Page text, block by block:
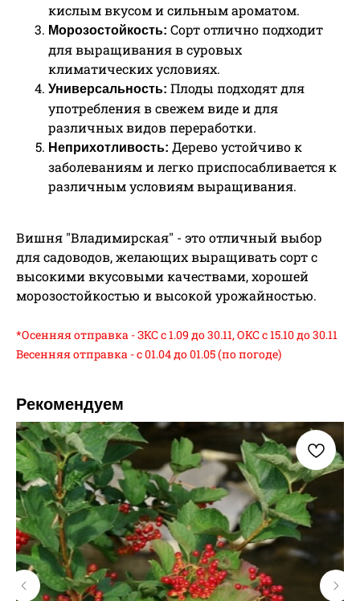
кислым вкусом и сильным ароматом.
Морозостойкость: Сорт отлично подходит
для выращивания в суровых
климатических условиях.
Универсальность: Плоды подходят для
употребления в свежем виде и для
различных видов переработки.
Неприхотливость: Дерево устойчиво к
заболеваниям и легко приспосабливается к
различным условиям выращивания.
Вишня "Владимирская" - это отличный выбор
для садоводов, желающих выращивать сорт с
высокими вкусовыми качествами, хорошей
морозостойкостью и высокой урожайностью.
*Осенняя отправка - ЗКС с 1.09 до 30.11, ОКС с 15.10 до 30.11
Весенняя отправка - с 01.04 до 01.05 (по погоде)
Рекомендуем